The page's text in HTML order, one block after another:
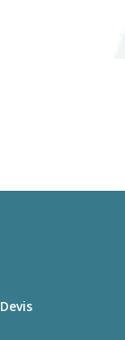
Devis